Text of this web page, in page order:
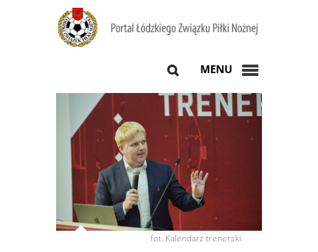
MENU
fot. Kalendarz trenerski